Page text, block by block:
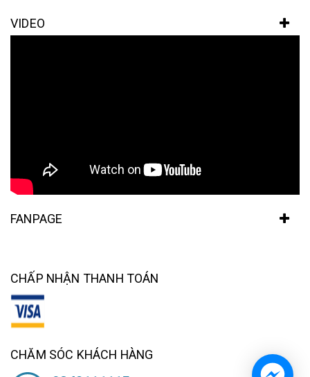
VIDEO
FANPAGE
CHẤP NHẬN THANH TOÁN
CHĂM SÓC KHÁCH HÀNG